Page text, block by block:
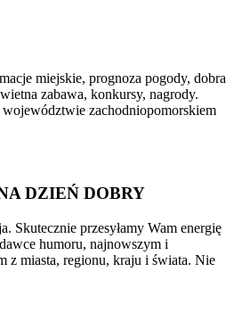
miejskie, prognoza pogody, dobra
zabawa, konkursy, nagrody.
województwie zachodniopomorskiem
DZIEŃ DOBRY
Skutecznie przesyłamy Wam energię
humoru, najnowszym i
z miasta, regionu, kraju i świata. Nie